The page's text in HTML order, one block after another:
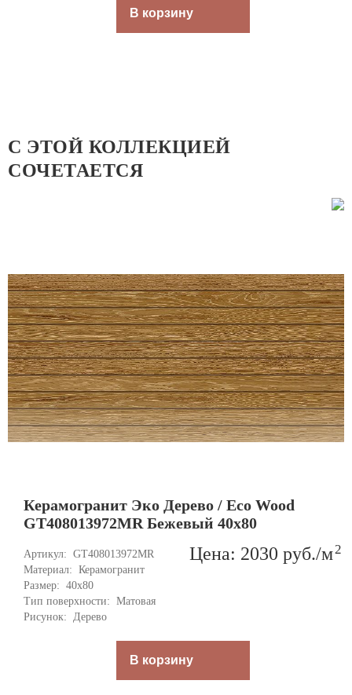
В корзину
С ЭТОЙ КОЛЛЕКЦИЕЙ
СОЧЕТАЕТСЯ
Керамогранит Эко Дерево / Eco Wood
GT408013972MR Бежевый 40x80
Артикул: GT408013972MR
Материал: Керамогранит
Размер: 40x80
Тип поверхности: Матовая
Рисунок: Дерево
Цена: 2030 руб./м2
В корзину